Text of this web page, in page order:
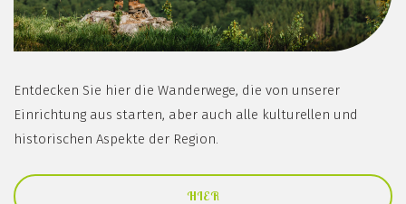
Entdecken Sie hier die Wanderwege, die von unserer
Einrichtung aus starten, aber auch alle kulturellen und
historischen Aspekte der Region.
HIER